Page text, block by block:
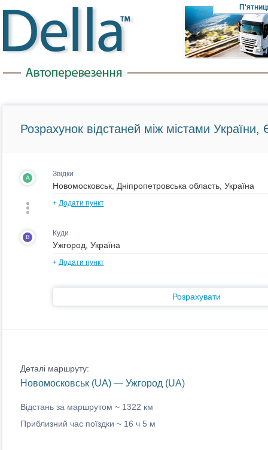
Розрахунок відстаней між містами України,
A Звідки
+ Додати пункт
B Куди
+ Додати пункт
Розрахувати
Деталі маршруту:
Новомосковськ (UA) — Ужгород (UA)
Відстань за маршрутом ~ 1322 км
Приблизний час поїздки ~ 16 ч 5 м